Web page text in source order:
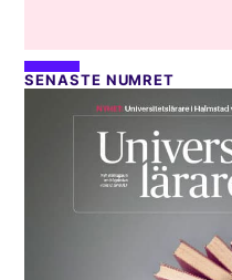
SENASTE NUMRET